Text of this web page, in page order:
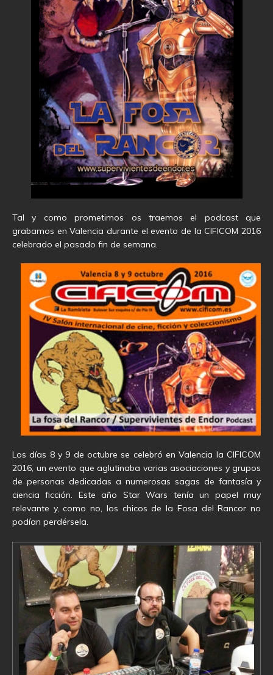
Tal y como prometimos os traemos el podcast que
grabamos en Valencia durante el evento de la CIFICOM 2016
celebrado el pasado fin de semana.
Los días 8 y 9 de octubre se celebró en Valencia la CIFICOM
2016, un evento que aglutinaba varias asociaciones y grupos
de personas dedicadas a numerosas sagas de fantasía y
ciencia ficción. Este año Star Wars tenía un papel muy
relevante y, como no, los chicos de la Fosa del Rancor no
podían perdérsela.